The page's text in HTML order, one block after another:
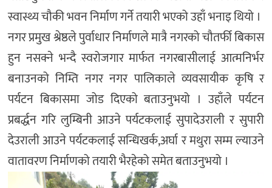
स्वास्थ्य चौकी भवन निर्माण गर्ने तयारी भएको उहाँ भनाइ थियो ।
नगर प्रमुख श्रेष्ठले पुर्वाधार निर्माणले मात्रै नगरको चौतर्फी बिकास
हुन नसक्ने भन्दै स्वरोजगार मार्फत नगरबासीलाई आत्मनिर्भर
बनाउनको निम्ति नगर नगर पालिकाले व्यवसायीक कृषि र
पर्यटन बिकासमा जोड दिएको बताउनुभयो । उहाँले पर्यटन
प्रबर्द्धन गरि लुम्बिनी आउने पर्यटकलाई सुपादेउराली र सुपारी
देउराली आउने पर्यटकलाई सन्धिखर्क,अर्घा र मथुरा सम्म ल्याउने
वातावरण निर्माणको तयारी भैरहेको समेत बताउनुभयो ।